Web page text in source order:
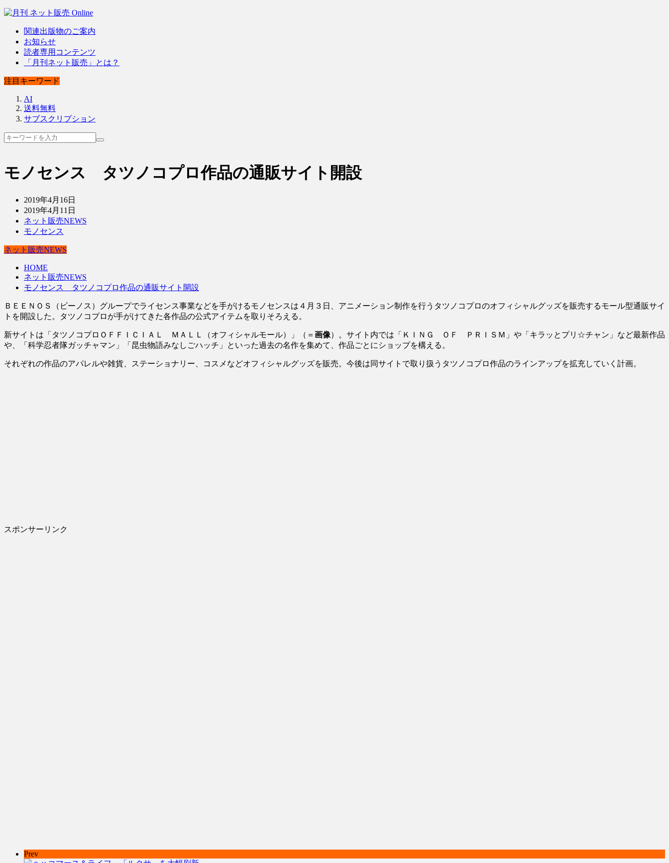
関連出版物のご案内
お知らせ
読者専用コンテンツ
「月刊ネット販売」とは？
注目キーワード
AI
送料無料
サブスクリプション
モノセンス タツノコプロ作品の通販サイト開設
2019年4月16日
2019年4月11日
ネット販売NEWS
モノセンス
ネット販売NEWS
HOME
ネット販売NEWS
モノセンス タツノコプロ作品の通販サイト開設
ＢＥＥＮＯＳ（ビーノス）グループでライセンス事業などを手がけるモノセンスは４月３日、アニメーション制作を行うタツノコプロのオフィシャルグッズを販売するモール型通販サイ
トを開設した。タツノコプロが手がけてきた各作品の公式アイテムを取りそろえる。
新サイトは「タツノコプロＯＦＦＩＣＩＡＬ ＭＡＬＬ（オフィシャルモール）」（＝ 画像）。サイト内では「ＫＩＮＧ ＯＦ ＰＲＩＳＭ」や「キラッとプリ☆チャン」など最新作品
や、「科学忍者隊ガッチャマン」「昆虫物語みなしごハッチ」といった過去の名作を集めて、作品ごとにショップを構える。
それぞれの作品のアパレルや雑貨、ステーショナリー、コスメなどオフィシャルグッズを販売。今後は同サイトで取り扱うタツノコプロ作品のラインアップを拡充していく計画。
スポンサーリンク
Prev